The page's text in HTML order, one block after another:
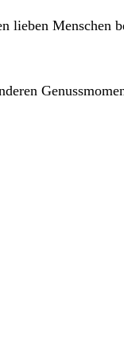
lieben Menschen